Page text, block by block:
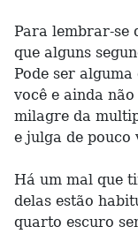
Para lembrar-se
que alguns
Pode ser
você e ainda
milagre da
e julga de pouco
Há um mal que
delas estão
quarto escuro